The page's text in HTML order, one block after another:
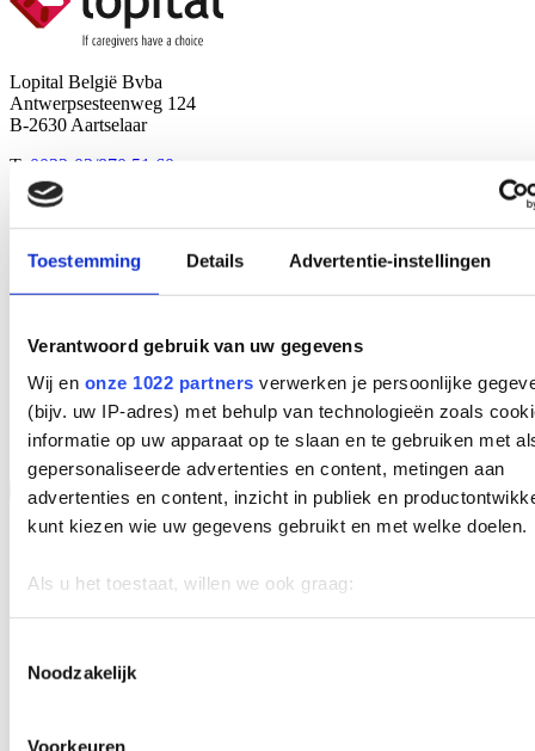
Toestemming Details Advertentie-instellingen
Verantwoord gebruik van uw gegevens
Wij en onze 1022 partners verwerken je persoonlijke
(bijv. uw IP-adres) met behulp van technologieën zoals
informatie op uw apparaat op te slaan en te gebruiken met
gepersonaliseerde advertenties en content, metingen aan
advertenties en content, inzicht in publiek en
kunt kiezen wie uw gegevens gebruikt en met welke doelen.
Als u het toestaat, willen we ook graag:
Informatie verzamelen over uw geografische locatie,
Uw apparaat identificeren door het actief te scannen
Lees meer over hoe uw persoonlijke gegevens worden
Noodzakelijk
Voorkeuren
Lopital België Bvba
Antwerpsesteenweg 124
B-2630 Aartselaar
T: 0032-03/870.51.60
info@lopital.be
Services hospitaliers
Base de connaissances
Contactez-nous
Vous souhaitez rester informé de tous nos développements?